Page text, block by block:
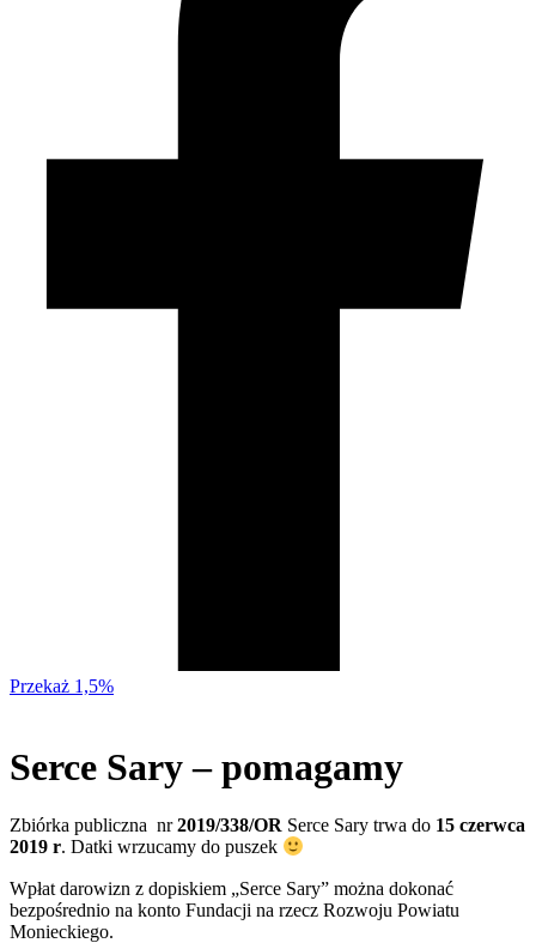
Przekaż 1,5%
Serce Sary – pomagamy
Zbiórka publiczna nr2019/338/OR Serce Sary trwa do 15 czerwca
2019 r. Datki wrzucamy do puszek
Wpłat darowizn z dopiskiem „Serce Sary” można dokonać
bezpośrednio na konto Fundacji na rzecz Rozwoju Powiatu
Monieckiego.